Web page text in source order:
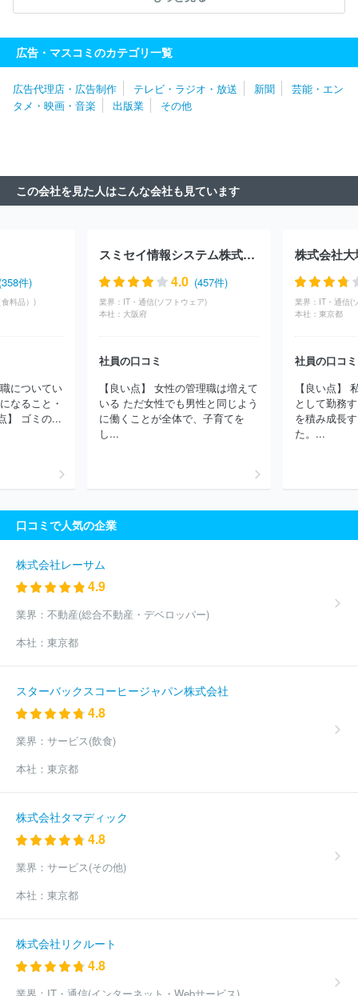
会社
ク株式会社
信越放送株式会社 中京テレビ放送株式会社
関西テ
レビ放送株式会社
株式会社東日本放送
ビジョン
福島テレビ株式会社 株式会社福島中央テレビ
株式会
社福島放送
北海道文化放送株式会社
ビ朝日
株式会社日本入試センター 株式会社ＴＢＳテレビ
日本
放送協会
湘南ケーブルネットワーク株式会社
ックエアポート
株式会社エフエム東京
スカパーＪＳＡＴ株式会
東京メトロポリタンテレビジョン株式会社
株式会社テレビ東京
スカパーＪＳＡＴ株式会社
ディズニー・ネットワークス株式会社
株式会社ＮＳＴ新潟総合テレビ
株式会社ＵＳＥＮ
放送株式会社
株式会社キッズステーション
東京ケーブルネット
株式会社京都放送
福井テレビジョン放送株式会社
ら
株式会社ベイエフエム 株式会社テレビ新潟放送網
株式会社
ケーブルメディアワイワイ
株式会社あいテレビ
株式会社エフエ
ム滋賀
株式会社鹿児島讀賣テレビ 株式会社長野放送
株式会社
佐野ケーブルテレビ株式会社
株式会社ケーブルテレビ佐伯
会社
臼杵ケーブルネット株式会社
株式会社ケーブルネットワー
ク西瀬戸
西海テレビ株式会社
広告・マスコミのカテゴリ一覧
広告代理店・広告制作 テレビ・ラジオ・放送 新聞
芸能・エン
タメ・映画・音楽
出版業 その他
この会社を見た人はこんな会社も見ています
件)
料品）)
についてい
なること・
】 ゴミの...
スミセイ情報システム株式会社
4.0 (457件)
業界： IT・通信(ソフトウェア)
本社： 大阪府
社員の口コミ
【良い点】 女性の管理職は増えて
いる ただ女性でも男性と同じよう
に働くことが全体で、子育てを
し...
株式会社
業界： IT・通信(
本社： 東京都
社員の口コミ
【良い点】
として勤務
を積み成長
た。...
口コミで人気の企業
株式会社レーサム
4.9
業界： 不動産(総合不動産・デベロッパー)
本社： 東京都
スターバックスコーヒージャパン株式会社
4.8
業界： サービス(飲食)
本社： 東京都
株式会社タマディック
4.8
業界： サービス(その他)
本社： 東京都
株式会社リクルート
4.8